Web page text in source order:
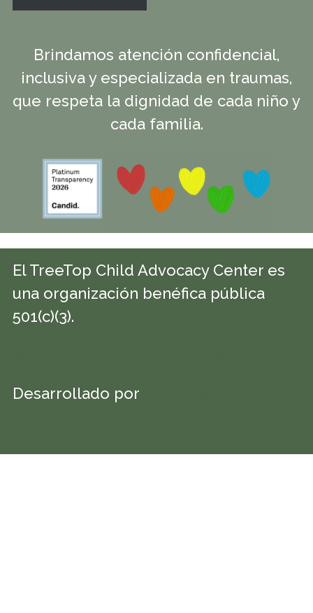
Brindamos atención confidencial,
inclusiva y especializada en traumas,
que respeta la dignidad de cada niño y
cada familia.
El TreeTop Child Advocacy Center es
una organización benéfica pública
501(c)(3).
Desarrollado por